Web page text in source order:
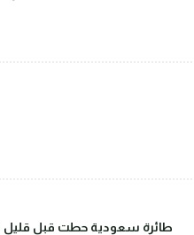
طائرة سعودية حطت قبل قليل